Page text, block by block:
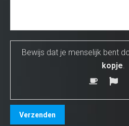
Bewijs dat je menselijk bent
kopje.